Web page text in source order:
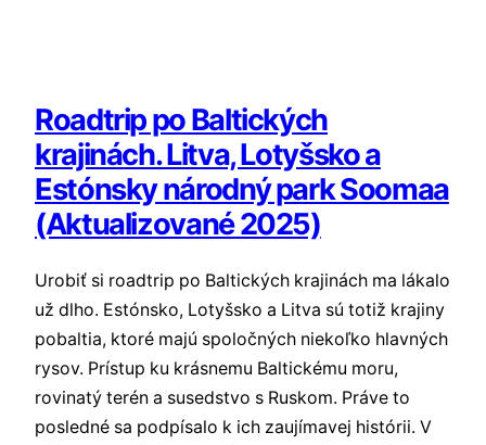
Roadtrip po Baltických
krajinách. Litva, Lotyšsko a
Estónsky národný park Soomaa
(Aktualizované 2025)
Urobiť si roadtrip po Baltických krajinách ma lákalo
už dlho. Estónsko, Lotyšsko a Litva sú totiž krajiny
pobaltia, ktoré majú spoločných niekoľko hlavných
rysov. Prístup ku krásnemu Baltickému moru,
rovinatý terén a susedstvo s Ruskom. Práve to
posledné sa podpísalo k ich zaujímavej histórii. V